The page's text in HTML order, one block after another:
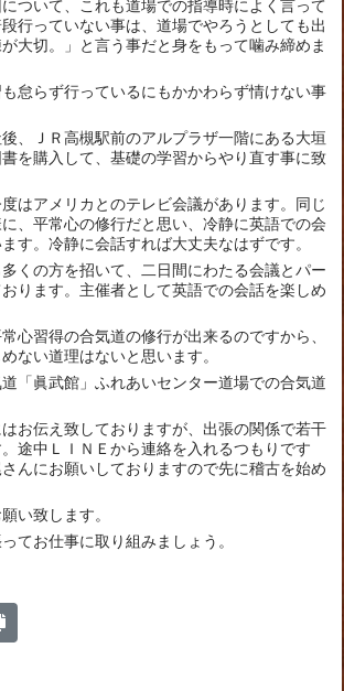
ついて、これも道場での指導時によく言って
行っていない事は、道場でやろうとしても出
大切。」と言う事だと身をもって噛み締めま
怠らず行っているにもかかわらず情けない事
、ＪＲ高槻駅前のアルプラザ一階にある大垣
を購入して、基礎の学習からやり直す事に致
はアメリカとのテレビ会議があります。同じ
、平常心の修行だと思い、冷静に英語での会
す。冷静に会話すれば大丈夫なはずです。
くの方を招いて、二日間にわたる会議とパー
ります。主催者として英語での会話を楽しめ
心習得の合気道の修行が出来るのですから、
ない道理はないと思います。
「眞武館」ふれあいセンター道場での合気道
お伝え致しておりますが、出張の関係で若干
途中ＬＩＮＥから連絡を入れるつもりです
んにお願いしておりますので先に稽古を始め
い致します。
てお仕事に取り組みましょう。